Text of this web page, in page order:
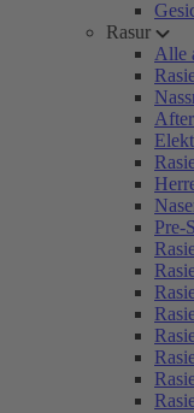
Rasur
Alle
Pre-